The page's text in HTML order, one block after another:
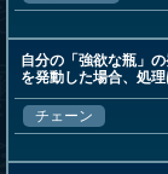
自分の「強欲な瓶」
を発動した場合、処
チェーン